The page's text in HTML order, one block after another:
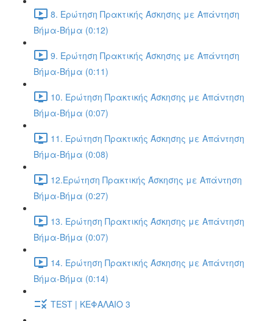
8. Ερώτηση Πρακτικής Άσκησης με Απάντηση
Βήμα-Βήμα (0:12)
9. Ερώτηση Πρακτικής Άσκησης με Απάντηση
Βήμα-Βήμα (0:11)
10. Ερώτηση Πρακτικής Άσκησης με Απάντηση
Βήμα-Βήμα (0:07)
11. Ερώτηση Πρακτικής Άσκησης με Απάντηση
Βήμα-Βήμα (0:08)
12.Ερώτηση Πρακτικής Άσκησης με Απάντηση
Βήμα-Βήμα (0:27)
13. Ερώτηση Πρακτικής Άσκησης με Απάντηση
Βήμα-Βήμα (0:07)
14. Ερώτηση Πρακτικής Άσκησης με Απάντηση
Βήμα-Βήμα (0:14)
TEST | ΚΕΦΑΛΑΙΟ 3